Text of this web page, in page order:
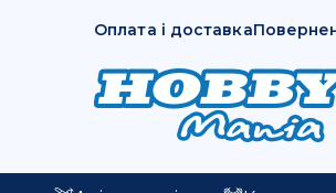
Оплата і доставка